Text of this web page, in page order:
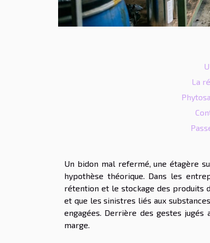
La
Un bidon mal refermé, une étagère
hypothèse théorique. Dans les
rétention et le stockage des produits
et que les sinistres liés aux
engagées. Derrière des gestes jugés
marge.